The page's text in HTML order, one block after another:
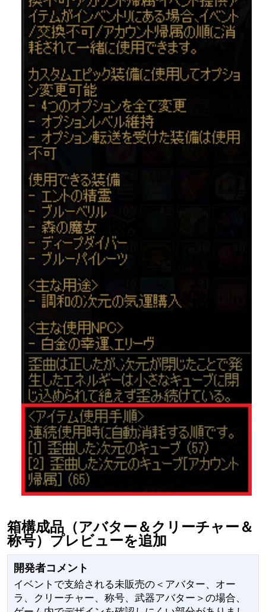
箱構成品（アバター＆クリーチャー＆
称号）プレビューを追加
開発者コメント
イベントで支給される未販売の＜アバター、オー
ラ、クリーチャー、称号、武器アバター＞の場合、